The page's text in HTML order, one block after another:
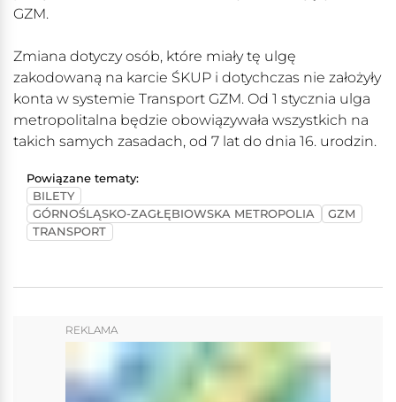
GZM.
Zmiana dotyczy osób, które miały tę ulgę
zakodowaną na karcie ŚKUP i dotychczas nie założyły
konta w systemie Transport GZM. Od 1 stycznia ulga
metropolitalna będzie obowiązywała wszystkich na
takich samych zasadach, od 7 lat do dnia 16. urodzin.
Powiązane tematy:
BILETY
GÓRNOŚLĄSKO-ZAGŁĘBIOWSKA METROPOLIA
GZM
TRANSPORT
REKLAMA